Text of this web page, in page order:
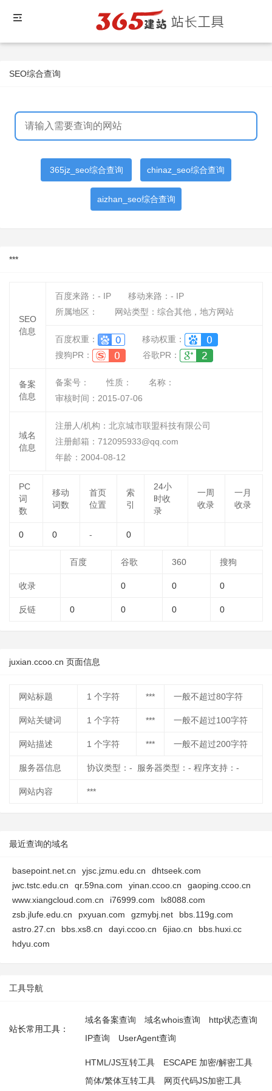
SEO综合查询
365jz_seo综合查询 chinaz_seo综合查询
aizhan_seo综合查询
***
SEO
信息
百度来路： - IP 移动来路： - IP
所属地区：
网站类型：综合其他，地方网站
百度权重：
移动权重：
搜狗PR：
谷歌PR：
备案
信息
备案号： 性质：
名称：
审核时间： 2015-07-06
域名
信息
注册人/机构：北京城市联盟科技有限公司
注册邮箱：712095933@qq.com
年龄：2004-08-12
PC
词
数
移动
词数
首页
位置
索
引
24小
时收
录
一周
收录
一月
收录
0 0 - 0
百度 谷歌 360 搜狗
收录 0 0 0
反链 0 0 0 0
juxian.ccoo.cn 页面信息
网站标题 1 个字符 *** 一般不超过80字符
网站关键词 1 个字符 *** 一般不超过100字符
网站描述 1 个字符 *** 一般不超过200字符
服务器信息 协议类型：- 服务器类型：- 程序支持：-
网站内容 ***
最近查询的域名
basepoint.net.cn yjsc.jzmu.edu.cn
dhtseek.com
jwc.tstc.edu.cn
qr.59na.com yinan.ccoo.cn
gaoping.ccoo.cn
www.xiangcloud.com.cn
i76999.com
lx8088.com
zsb.jlufe.edu.cn
pxyuan.com gzmybj.net
bbs.119g.com
astro.27.cn
bbs.xs8.cn dayi.ccoo.cn 6jiao.cn
bbs.huxi.cc
hdyu.com
工具导航
站长常用工具：
域名备案查询 域名whois查询
http状态查询
IP查询
UserAgent查询
HTML/JS互转工具
ESCAPE 加密/解密工具
简体/繁体互转工具
网页代码JS加密工具